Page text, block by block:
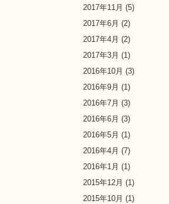
2017年11月 (5)
2017年6月 (2)
2017年4月 (2)
2017年3月 (1)
2016年10月 (3)
2016年9月 (1)
2016年7月 (3)
2016年6月 (3)
2016年5月 (1)
2016年4月 (7)
2016年1月 (1)
2015年12月 (1)
2015年10月 (1)